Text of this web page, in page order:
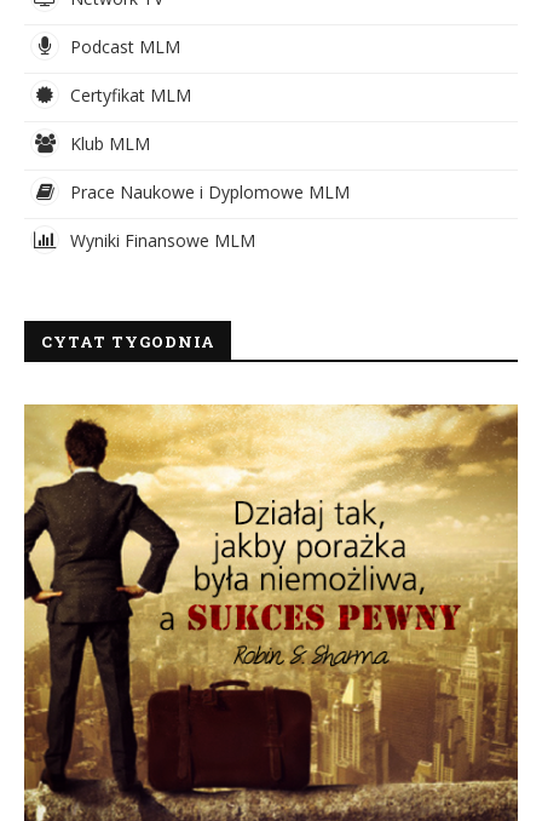
Podcast MLM
Certyfikat MLM
Klub MLM
Prace Naukowe i Dyplomowe MLM
Wyniki Finansowe MLM
CYTAT TYGODNIA